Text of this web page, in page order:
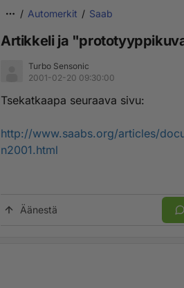
Automerkit Saab
Artikkeli ja
Turbo Sensonic
2001-02-20 09:30:00
Tsekatkaapa seuraava sivu:
http://www.saabs.org/articles/
n2001.html
Äänestä